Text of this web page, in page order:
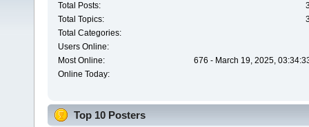
Total Posts:
Total Topics:
Total Categories:
Users Online:
Most Online:
676 - March 19, 2025,
Online Today:
Top 10 Posters